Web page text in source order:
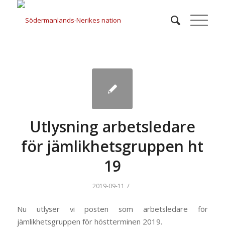
Utlysning arbetsledare
för jämlikhetsgruppen ht
19
2019-09-11 /
Nu utlyser vi posten som arbetsledare för
jämlikhetsgruppen för höstterminen 2019.